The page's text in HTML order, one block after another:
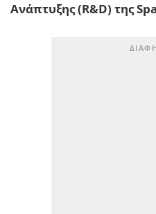
Ανάπτυξης (R&D) της